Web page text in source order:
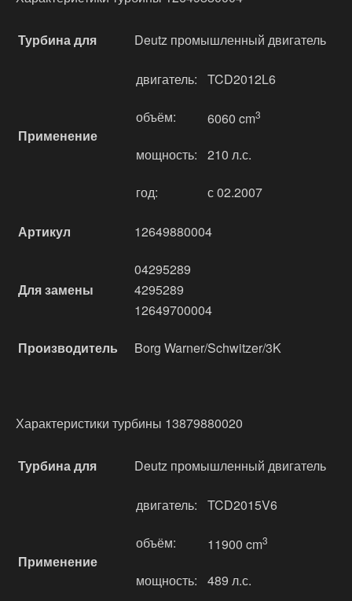
Турбина для Deutz промышленный двигатель
Применение
двигатель: TCD2012L6
объём: 6060 cm3
мощность: 210 л.с.
год: с 02.2007
Артикул 12649880004
Для замены
04295289
4295289
12649700004
Производитель Borg Warner/Schwitzer/3K
Характеристики турбины 13879880020
Турбина для Deutz промышленный двигатель
Применение
двигатель: TCD2015V6
объём: 11900 cm3
мощность: 489 л.с.